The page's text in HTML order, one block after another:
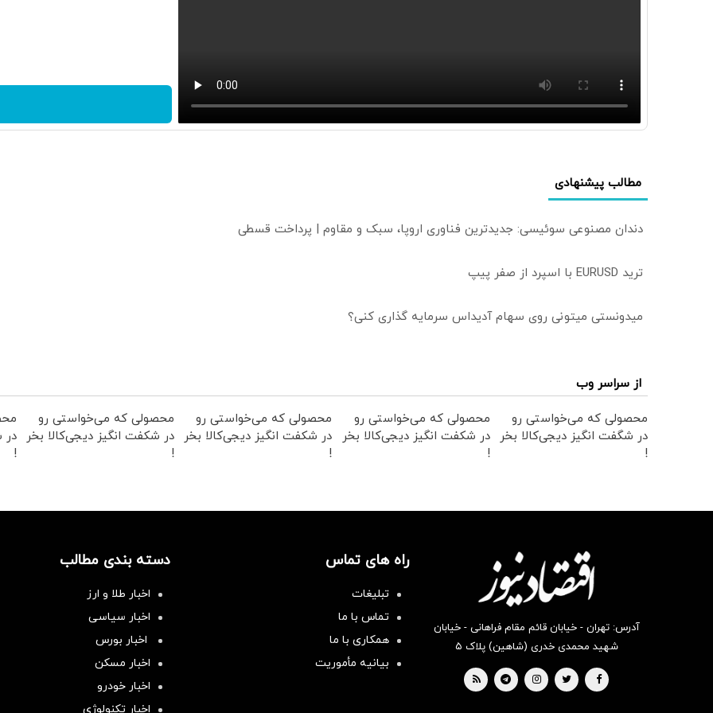
مطالب پیشنهادی
دندان مصنوعی سوئیسی: جدیدترین فناوری اروپا، سبک و مقاوم | پرداخت قسطی
ترید EURUSD با اسپرد از صفر پیپ
میدونستی میتونی روی سهام آدیداس سرمایه گذاری کنی؟
از سراسر وب
محصولی که می‌خواستی رو
در شگفت انگیز دیجی‌کالا بخر
!
محصولی که می‌خواستی رو
در شکفت انگیز دیجی‌کالا بخر
!
محصولی که می‌خواستی رو
در شکفت انگیز دیجی‌کالا بخر
!
محصولی که می‌خواستی رو
در شکفت انگیز دیجی‌کالا بخر
!
در
!
آدرس: تهران - خیابان قائم مقام فراهانی - خیابان
شهید محمدی خدری (شاهین) پلاک ۵
راه های تماس
تبلیغات
تماس با ما
همکاری با ما
بیانیه مأموریت
دسته بندی مطالب
اخبار طلا و ارز
اخبار سیاسی
اخبار بورس
اخبار مسکن
اخبار خودرو
اخبار تکنولوژی